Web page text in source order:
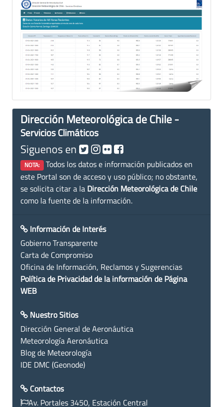
Dirección Meteorológica de Chile -
Servicios Climáticos
Siguenos en
NOTA: Todos los datos e información publicados en
este Portal son de acceso y uso público; no obstante,
se solicita citar a la Dirección Meteorológica de Chile
como la fuente de la información.
Información de Interés
Gobierno Transparente
Carta de Compromiso
Oficina de Información, Reclamos y Sugerencias
Política de Privacidad de la información de Página
WEB
Nuestro Sitios
Dirección General de Aeronáutica
Meteorología Aeronáutica
Blog de Meteorología
IDE DMC (Geonode)
Contactos
Av. Portales 3450, Estación Central